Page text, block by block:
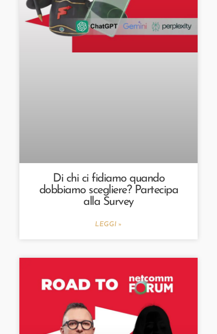
Di chi ci fidiamo quando
dobbiamo scegliere? Partecipa
alla Survey
LEGGI »